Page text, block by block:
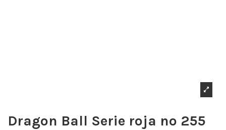
Dragon Ball Serie roja nº 255